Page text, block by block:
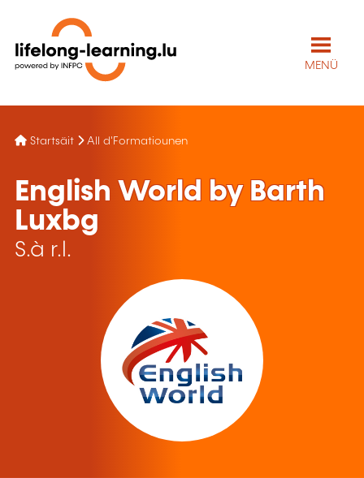
MENÜ
Startsäit All d'Formatiounen
English World by Barth
Luxbg
S.à r.l.